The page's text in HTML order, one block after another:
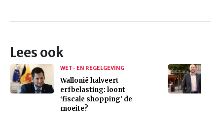
Lees ook
WET- EN REGELGEVING
Wallonië halveert
erfbelasting: loont
‘fiscale shopping’ de
moeite?